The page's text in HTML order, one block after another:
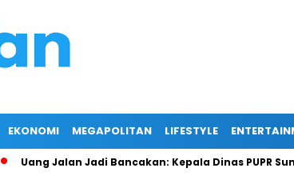
EKONOMI MEGAPOLITAN LIFESTYLE
Uang Jalan Jadi Bancakan: Kepala Dinas PUPR